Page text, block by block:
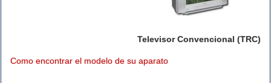
Televisor Convencional (TRC)
Como encontrar el modelo de su aparato